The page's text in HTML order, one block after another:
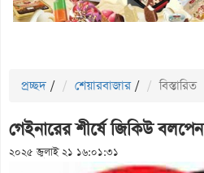
প্রচ্ছদ / শেয়ারবাজার / বিস্তারিত
গেইনারের শীর্ষে জিকিউ বলপেন
২০২৫ জুলাই ২১ ১৬:০১:৩১